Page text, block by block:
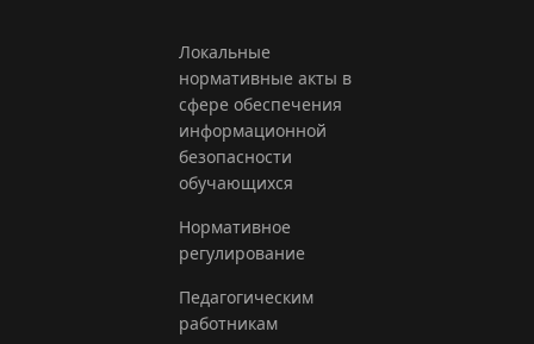
Локальные
нормативные акты в
сфере обеспечения
информационной
безопасности
обучающихся
Нормативное
регулирование
Педагогическим
работникам